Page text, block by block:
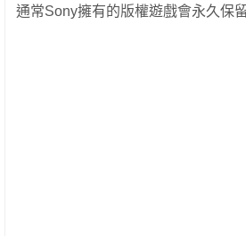
通常Sony擁有的版權遊戲會永久保